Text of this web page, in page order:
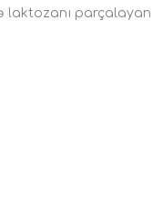
laktozanı parçalayan